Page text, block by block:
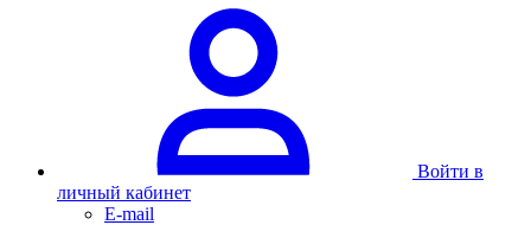
Войти в
личный кабинет
E-mail